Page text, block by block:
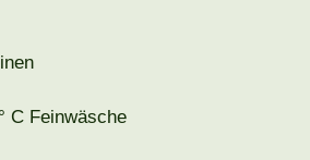
C Feinwäsche